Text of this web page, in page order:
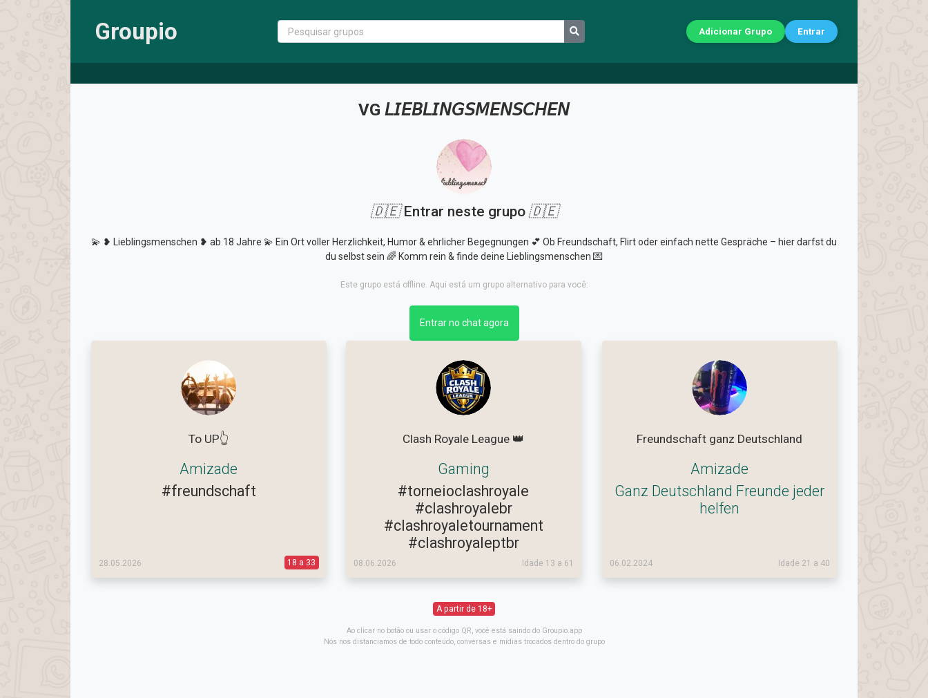
Groupio Adicionar Grupo Entrar
VG 𝘓𝘐𝘌𝘉𝘓𝘐𝘕𝘎𝘚𝘔𝘌𝘕𝘚𝘊𝘏𝘌𝘕
🇩🇪Entrar neste grupo 🇩🇪
💫 ❥ Lieblingsmenschen ❥ ab 18 Jahre 💫 Ein Ort voller Herzlichkeit, Humor & ehrlicher Begegnungen 💕 Ob Freundschaft, Flirt oder einfach nette Gespräche – hier darfst du
du selbst sein 🌈 Komm rein & finde deine Lieblingsmenschen 💌
Este grupo está offline. Aqui está um grupo alternativo para você:
Entrar no chat agora
To UP👆
Amizade
#freundschaft
28.05.2026 18 a 33
Clash Royale League 👑
Gaming
#torneioclashroyale
#clashroyalebr
#clashroyaletournament
#clashroyaleptbr
08.06.2026 Idade 13 a 61
Freundschaft ganz Deutschland
Amizade
Ganz Deutschland Freunde jeder
helfen
06.02.2024 Idade 21 a 40
A partir de 18+
Ao clicar no botão ou usar o código QR, você está saindo do Groupio.app
Nós nos distanciamos de todo conteúdo, conversas e mídias trocados dentro do grupo